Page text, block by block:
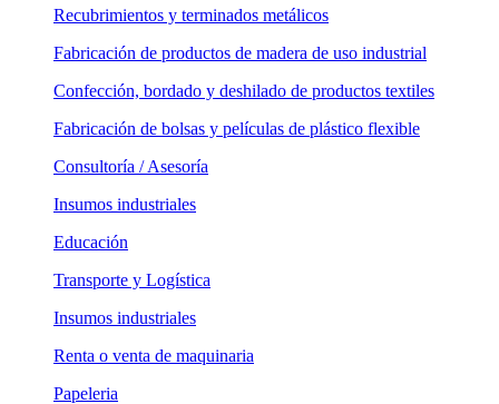
Recubrimientos y terminados metálicos
Fabricación de productos de madera de uso industrial
Confección, bordado y deshilado de productos textiles
Fabricación de bolsas y películas de plástico flexible
Consultoría / Asesoría
Insumos industriales
Educación
Transporte y Logística
Insumos industriales
Renta o venta de maquinaria
Papeleria